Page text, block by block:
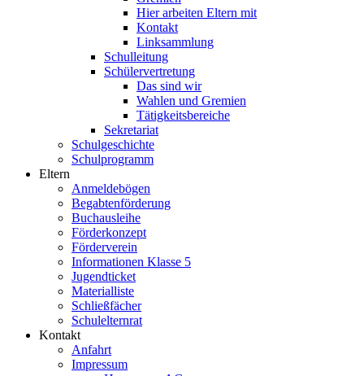
Hier arbeiten Eltern mit
Kontakt
Linksammlung
Schulleitung
Schülervertretung
Das sind wir
Wahlen und Gremien
Tätigkeitsbereiche
Sekretariat
Schulgeschichte
Schulprogramm
Eltern
Anmeldebögen
Begabtenförderung
Buchausleihe
Förderkonzept
Förderverein
Informationen Klasse 5
Jugendticket
Materialliste
Schließfächer
Schulelternrat
Kontakt
Anfahrt
Impressum